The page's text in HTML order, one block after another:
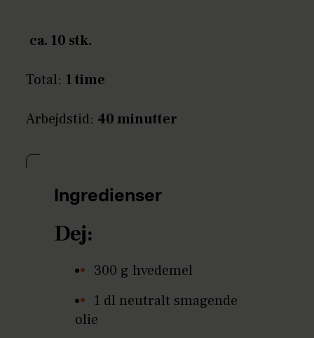
ca. 10 stk.
Total: 1 time
Arbejdstid: 40 minutter
Ingredienser
Dej:
300 g hvedemel
1 dl neutralt smagende
olie